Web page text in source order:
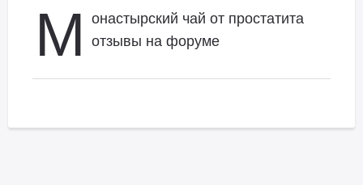
М
онастырский чай от простатита
отзывы на форуме